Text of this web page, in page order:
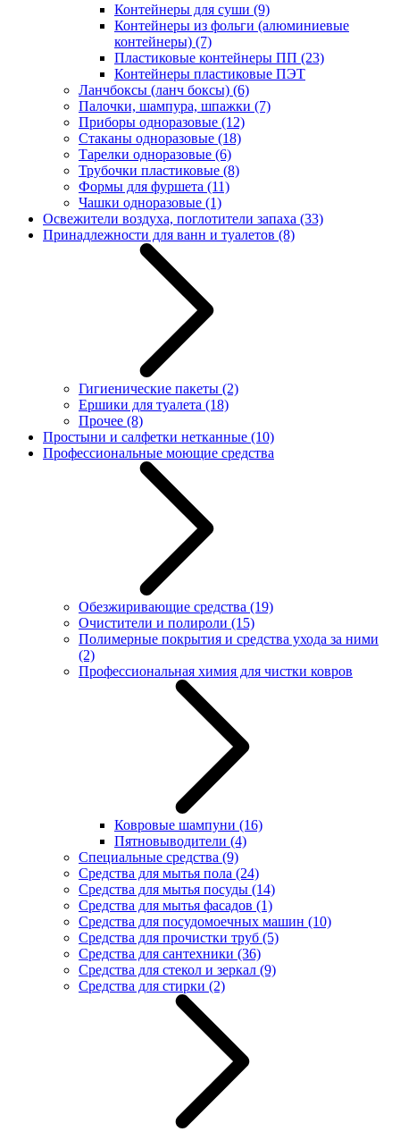
Контейнеры для суши (9)
Контейнеры из фольги (алюминиевые
контейнеры) (7)
Пластиковые контейнеры ПП (23)
Контейнеры пластиковые ПЭТ
Ланчбоксы (ланч боксы) (6)
Палочки, шампура, шпажки (7)
Приборы одноразовые (12)
Стаканы одноразовые (18)
Тарелки одноразовые (6)
Трубочки пластиковые (8)
Формы для фуршета (11)
Чашки одноразовые (1)
Освежители воздуха, поглотители запаха (33)
Принадлежности для ванн и туалетов (8)
Гигиенические пакеты (2)
Ершики для туалета (18)
Прочее (8)
Простыни и салфетки нетканные (10)
Профессиональные моющие средства
Обезжиривающие средства (19)
Очистители и полироли (15)
Полимерные покрытия и средства ухода за ними
(2)
Профессиональная химия для чистки ковров
Ковровые шампуни (16)
Пятновыводители (4)
Специальные средства (9)
Средства для мытья пола (24)
Средства для мытья посуды (14)
Средства для мытья фасадов (1)
Средства для посудомоечных машин (10)
Средства для прочистки труб (5)
Средства для сантехники (36)
Средства для стекол и зеркал (9)
Средства для стирки (2)